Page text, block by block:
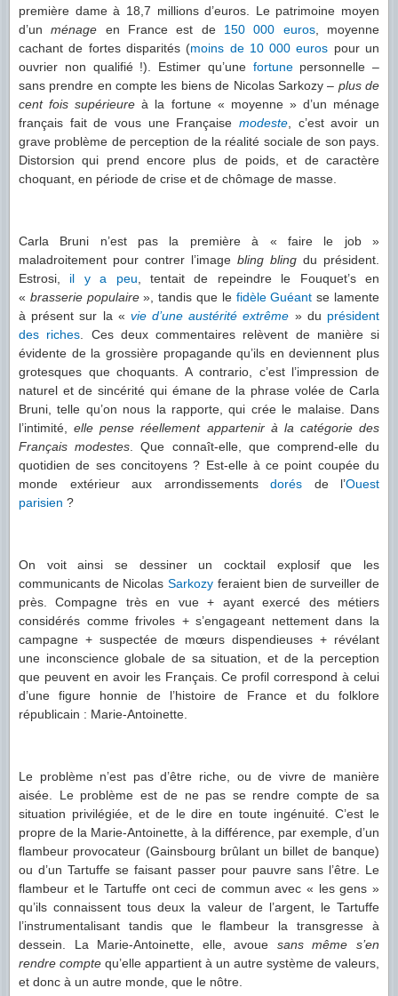
première dame à 18,7 millions d’euros. Le patrimoine moyen
d’unménage en France est de 150 000 euros, moyenne
cachant de fortes disparités (moins de 10 000 euros pour un
ouvrier non qualifié !). Estimer qu’une fortunepersonnelle –
sans prendre en compte les biens de Nicolas Sarkozy – plus de
cent fois supérieure à la fortune « moyenne » d’un ménage
français fait de vous une Française modeste , c’est avoir un
grave problème de perception de la réalité sociale de son pays.
Distorsion qui prend encore plus de poids, et de caractère
choquant, en période de crise et de chômage de masse.
Carla Bruni n’est pas la première à « faire le job »
maladroitement pour contrer l’image bling bling du président.
Estrosi, il y a peu , tentait de repeindre le Fouquet’s en
« brasserie populaire», tandis que le fidèle Guéant se lamente
à présent sur la « vie d’une austérité extrême » du président
des riches . Ces deux commentaires relèvent de manière si
évidente de la grossière propagande qu’ils en deviennent plus
grotesques que choquants. A contrario, c’est l’impression de
naturel et de sincérité qui émane de la phrase volée de Carla
Bruni, telle qu’on nous la rapporte, qui crée le malaise. Dans
l’intimité,elle pense réellement appartenir à la catégorie des
Français modestes . Que connaît-elle, que comprend-elle du
quotidien de ses concitoyens ? Est-elle à ce point coupée du
monde extérieur aux arrondissements dorés de l’Ouest
parisien ?
On voit ainsi se dessiner un cocktail explosif que les
communicants de Nicolas Sarkozyferaient bien de surveiller de
près. Compagne très en vue + ayant exercé des métiers
considérés comme frivoles + s’engageant nettement dans la
campagne + suspectée de mœurs dispendieuses + révélant
une inconscience globale de sa situation, et de la perception
que peuvent en avoir les Français. Ce profil correspond à celui
d’une figure honnie de l’histoire de France et du folklore
républicain : Marie-Antoinette.
Le problème n’est pas d’être riche, ou de vivre de manière
aisée. Le problème est de ne pas se rendre compte de sa
situation privilégiée, et de le dire en toute ingénuité. C’est le
propre de la Marie-Antoinette, à la différence, par exemple, d’un
flambeur provocateur (Gainsbourg brûlant un billet de banque)
ou d’un Tartuffe se faisant passer pour pauvre sans l’être. Le
flambeur et le Tartuffe ont ceci de commun avec « les gens »
qu’ils connaissent tous deux la valeur de l’argent, le Tartuffe
l’instrumentalisant tandis que le flambeur la transgresse à
dessein. La Marie-Antoinette, elle, avoue sans même s’en
rendre compte qu’elle appartient à un autre système de valeurs,
et donc à un autre monde, que le nôtre.